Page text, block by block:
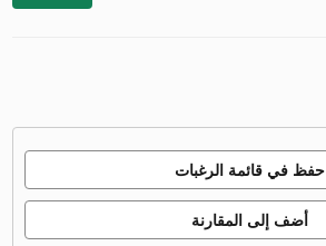
حفظ في قائمة الرغبات
أضف إلى المقارنة